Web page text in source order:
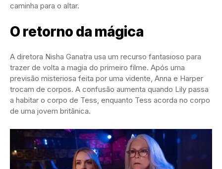
caminha para o altar.
O retorno da mágica
A diretora Nisha Ganatra usa um recurso fantasioso para
trazer de volta a magia do primeiro filme. Após uma
previsão misteriosa feita por uma vidente, Anna e Harper
trocam de corpos. A confusão aumenta quando Lily passa
a habitar o corpo de Tess, enquanto Tess acorda no corpo
de uma jovem britânica.